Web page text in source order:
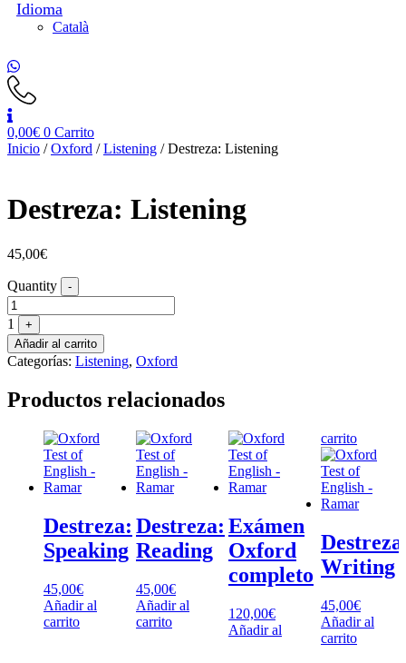
Català
0,00€ 0 Carrito
Inicio /Oxford /Listening / Destreza: Listening
Destreza: Listening
45,00€
Quantity -
1
+
Añadir al carrito
Categorías: Listening, Oxford
Productos relacionados
Destreza:
Speaking
45,00€
Añadir al
carrito
Destreza:
Reading
45,00€
Añadir al
carrito
Exámen
Oxford
completo
120,00€
Añadir al
carrito
Writing
45,00€
Añadir al
carrito